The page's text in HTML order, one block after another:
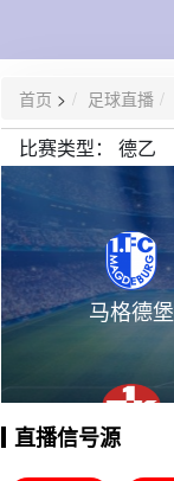
首页 > 足球直播
比赛类型： 德乙
马格德堡
凯泽斯劳
直播信号源